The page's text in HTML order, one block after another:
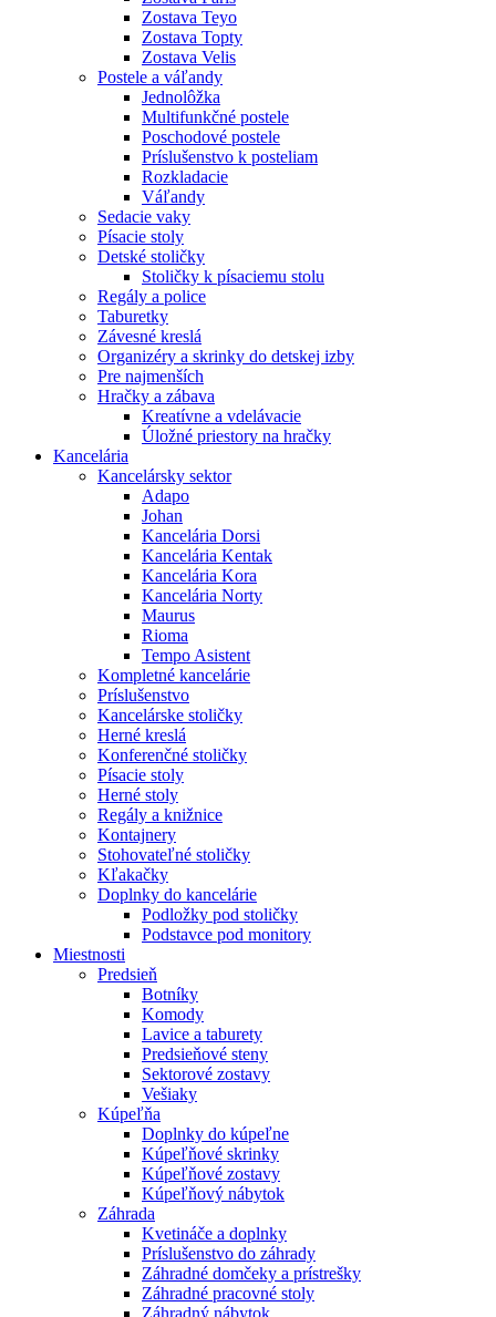
Zostava Teyo
Zostava Topty
Zostava Velis
Postele a váľandy
Jednolôžka
Multifunkčné postele
Poschodové postele
Príslušenstvo k posteliam
Rozkladacie
Váľandy
Sedacie vaky
Písacie stoly
Detské stoličky
Stoličky k písaciemu stolu
Regály a police
Taburetky
Závesné kreslá
Organizéry a skrinky do detskej izby
Pre najmenších
Hračky a zábava
Kreatívne a vdelávacie
Úložné priestory na hračky
Kancelária
Kancelársky sektor
Adapo
Johan
Kancelária Dorsi
Kancelária Kentak
Kancelária Kora
Kancelária Norty
Maurus
Rioma
Tempo Asistent
Kompletné kancelárie
Príslušenstvo
Kancelárske stoličky
Herné kreslá
Konferenčné stoličky
Písacie stoly
Herné stoly
Regály a knižnice
Kontajnery
Stohovateľné stoličky
Kľakačky
Doplnky do kancelárie
Podložky pod stoličky
Podstavce pod monitory
Miestnosti
Predsieň
Botníky
Komody
Lavice a taburety
Predsieňové steny
Sektorové zostavy
Vešiaky
Kúpeľňa
Doplnky do kúpeľne
Kúpeľňové skrinky
Kúpeľňové zostavy
Kúpeľňový nábytok
Záhrada
Kvetináče a doplnky
Príslušenstvo do záhrady
Záhradné domčeky a prístrešky
Záhradné pracovné stoly
Záhradný nábytok